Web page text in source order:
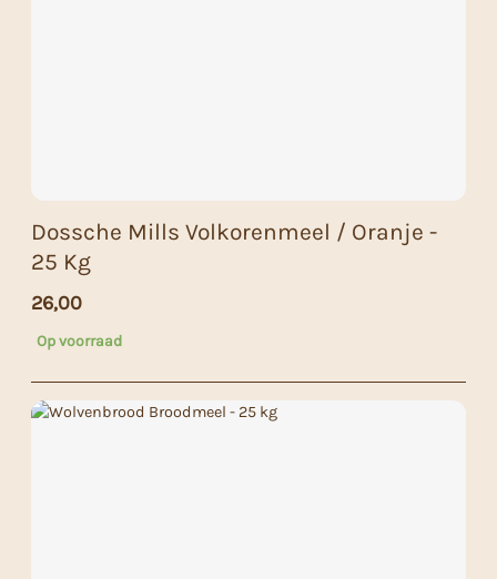
Dossche Mills Volkorenmeel / Oranje -
25 Kg
26,00
Op voorraad